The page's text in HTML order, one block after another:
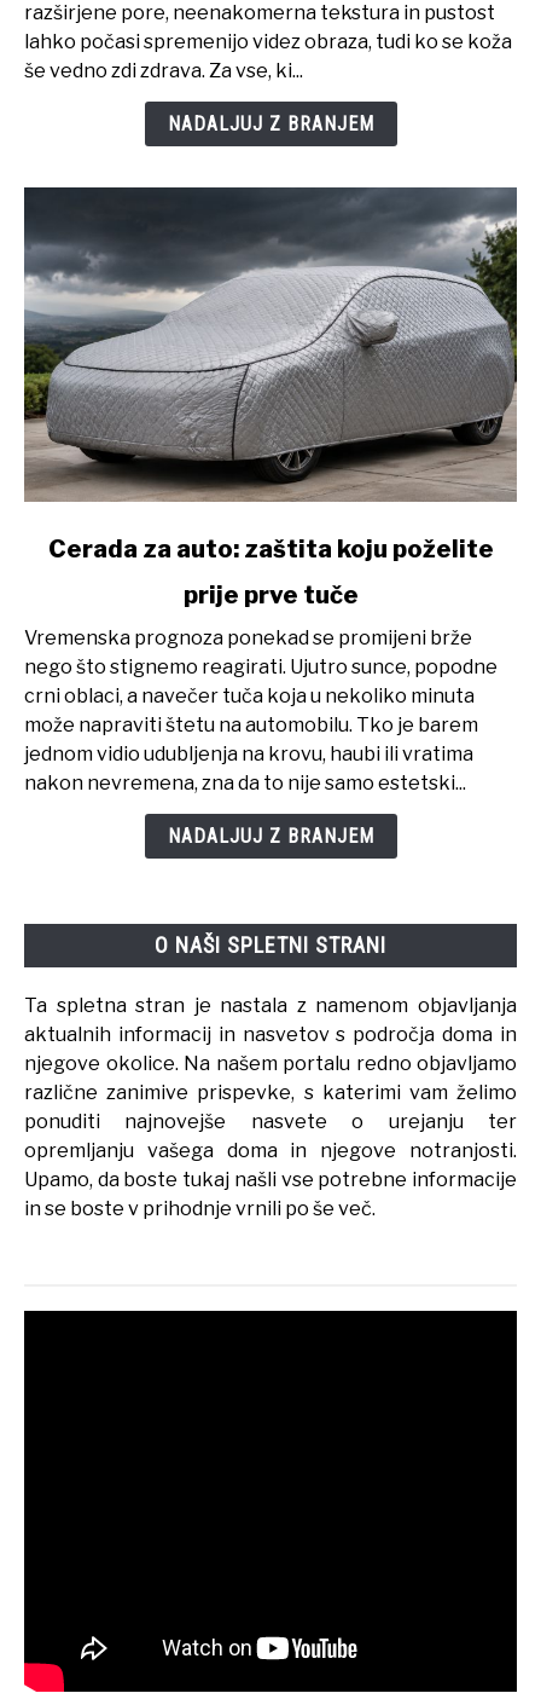
osvežitev
videza
razširjene pore, neenakomerna tekstura in pustost
lahko počasi spremenijo videz obraza, tudi ko se koža
še vedno zdi zdrava. Za vse, ki...
NADALJUJ Z BRANJEM
link
za
zaštita
koju
poželite
prije
Cerada za auto: zaštita koju poželite
prije prve tuče
Vremenska prognoza ponekad se promijeni brže
nego što stignemo reagirati. Ujutro sunce, popodne
crni oblaci, a navečer tuča koja u nekoliko minuta
može napraviti štetu na automobilu. Tko je barem
jednom vidio udubljenja na krovu, haubi ili vratima
nakon nevremena, zna da to nije samo estetski...
NADALJUJ Z BRANJEM
O NAŠI SPLETNI STRANI
Ta spletna stran je nastala z namenom objavljanja
aktualnih informacij in nasvetov s področja doma in
njegove okolice. Na našem portalu redno objavljamo
različne zanimive prispevke, s katerimi vam želimo
ponuditi najnovejše nasvete o urejanju ter
opremljanju vašega doma in njegove notranjosti.
Upamo, da boste tukaj našli vse potrebne informacije
in se boste v prihodnje vrnili po še več.